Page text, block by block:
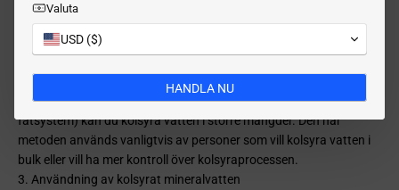
2. Använda en CO2-tank (för mer avancerade användare)
Om du har en CO2-tank och en kolsyraanläggning (t.ex. ett
fatsystem) kan du kolsyra vatten i större mängder. Den här
metoden används vanligtvis av personer som vill kolsyra vatten i
bulk eller vill ha mer kontroll över kolsyraprocessen.
3. Användning av kolsyrat mineralvatten
Valuta
USD ($)
HANDLA NU